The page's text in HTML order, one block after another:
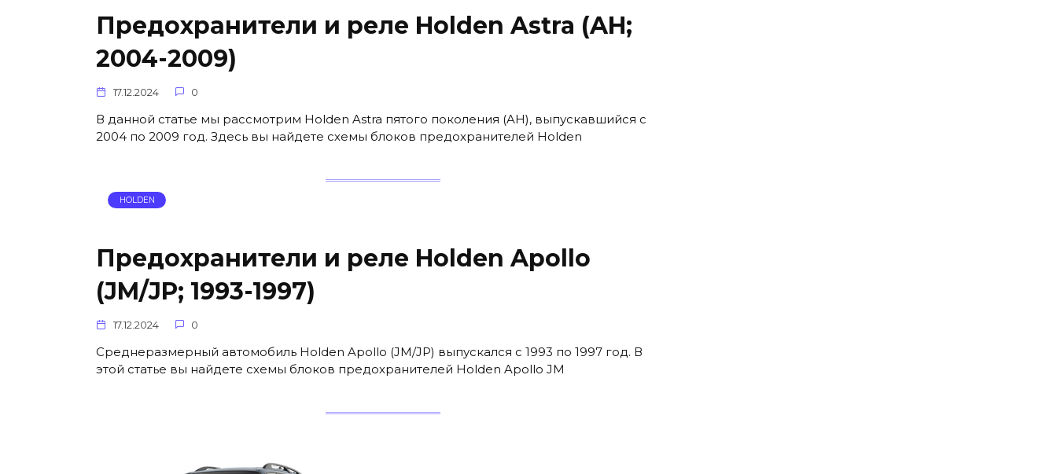
Предохранители и реле Holden Astra (AH;
2004-2009)
17.12.2024 0
В данной статье мы рассмотрим Holden Astra пятого поколения (AH), выпускавшийся с
2004 по 2009 год. Здесь вы найдете схемы блоков предохранителей Holden
HOLDEN
Предохранители и реле Holden Apollo
(JM/JP; 1993-1997)
17.12.2024 0
Среднеразмерный автомобиль Holden Apollo (JM/JP) выпускался с 1993 по 1997 год. В
этой статье вы найдете схемы блоков предохранителей Holden Apollo JM